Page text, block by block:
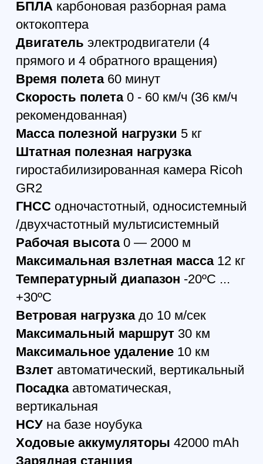
DJI Mavic 3T Thermal
717 900
Квадрокоптер DJI Mavic
4 Pro (DJI RC 2)
289 772 р. 255 000 р.